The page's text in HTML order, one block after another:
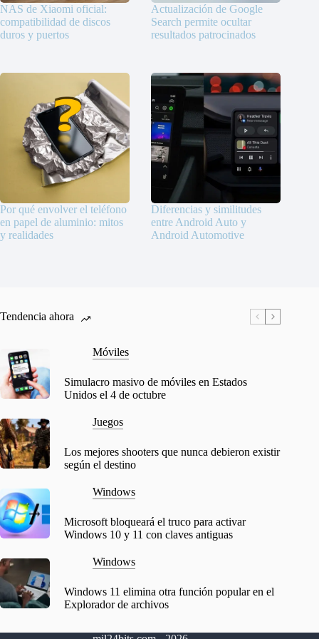
NAS de Xiaomi oficial:
compatibilidad de discos
duros y puertos
Actualización de Google
Search permite ocultar
resultados patrocinados
Por qué envolver el teléfono
en papel de aluminio: mitos
y realidades
Diferencias y similitudes
entre Android Auto y
Android Automotive
Tendencia ahora
Móviles
Simulacro masivo de móviles en Estados
Unidos el 4 de octubre
Juegos
Los mejores shooters que nunca debieron existir
según el destino
Windows
Microsoft bloqueará el truco para activar
Windows 10 y 11 con claves antiguas
Windows
Windows 11 elimina otra función popular en el
Explorador de archivos